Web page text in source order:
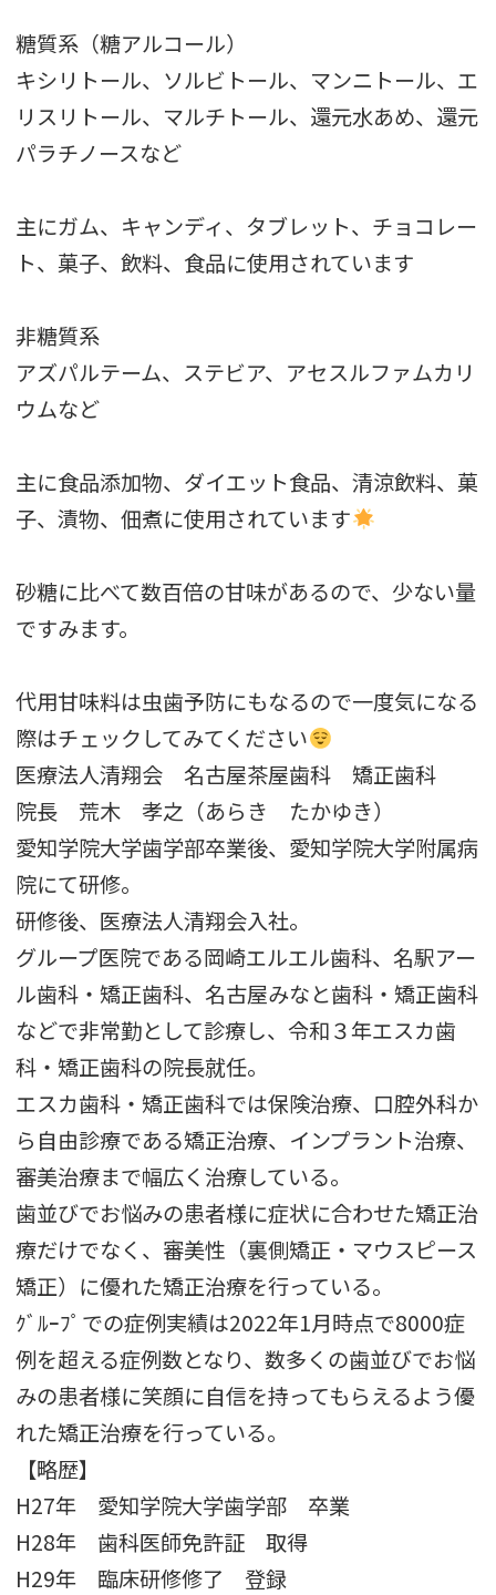
糖質系（糖アルコール）
キシリトール、ソルビトール、マンニトール、エ
リスリトール、マルチトール、還元水あめ、還元
パラチノースなど
主にガム、キャンディ、タブレット、チョコレー
ト、菓子、飲料、食品に使用されています
非糖質系
アズパルテーム、ステビア、アセスルファムカリ
ウムなど
主に食品添加物、ダイエット食品、清涼飲料、菓
子、漬物、佃煮に使用されています
砂糖に比べて数百倍の甘味があるので、少ない量
ですみます。
代用甘味料は虫歯予防にもなるので一度気になる
際はチェックしてみてください
医療法人清翔会 名古屋茶屋歯科 矯正歯科
院長 荒木 孝之（あらき たかゆき）
愛知学院大学歯学部卒業後、愛知学院大学附属病
院にて研修。
研修後、医療法人清翔会入社。
グループ医院である岡崎エルエル歯科、名駅アー
ル歯科・矯正歯科、名古屋みなと歯科・矯正歯科
などで非常勤として診療し、令和３年エスカ歯
科・矯正歯科の院長就任。
エスカ歯科・矯正歯科では保険治療、口腔外科か
ら自由診療である矯正治療、インプラント治療、
審美治療まで幅広く治療している。
歯並びでお悩みの患者様に症状に合わせた矯正治
療だけでなく、審美性（裏側矯正・マウスピース
矯正）に優れた矯正治療を行っている。
ｸﾞﾙｰﾌﾟでの症例実績は2022年1月時点で8000症
例を超える症例数となり、数多くの歯並びでお悩
みの患者様に笑顔に自信を持ってもらえるよう優
れた矯正治療を行っている。
【略歴】
H27年 愛知学院大学歯学部 卒業
H28年 歯科医師免許証 取得
H29年 臨床研修修了 登録